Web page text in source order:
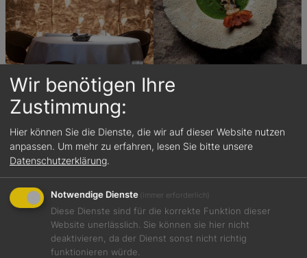
7 Aug., 2026
Hätten Sie es gewusst?
Wir benötigen Ihre
Zustimmung:
Hier können Sie die Dienste, die wir auf dieser Website nutzen
anpassen. Um mehr zu erfahren, lesen Sie bitte unsere
Datenschutzerklärung.
Notwendige Dienste (immer erforderlich)
Diese Dienste sind für die korrekte Funktion dieser
Website unerlässlich. Sie können sie hier nicht
deaktivieren, da der Dienst sonst nicht richtig
funktionieren würde.